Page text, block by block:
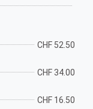
CHF 52.50
CHF 34.00
CHF 16.50